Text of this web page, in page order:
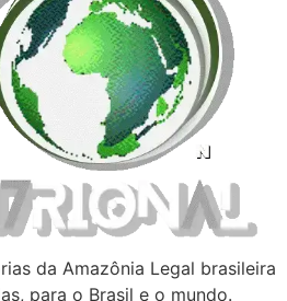
da Amazônia Legal brasileira
para o Brasil e o mundo.